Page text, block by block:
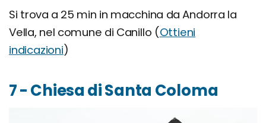
Si trova a 25 min in macchina da Andorra la
Vella, nel comune di Canillo (Ottieni
indicazioni)
7 - Chiesa di Santa Coloma